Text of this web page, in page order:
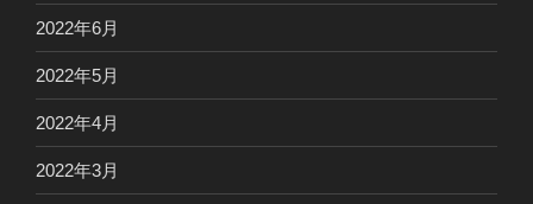
2022年6月
2022年5月
2022年4月
2022年3月